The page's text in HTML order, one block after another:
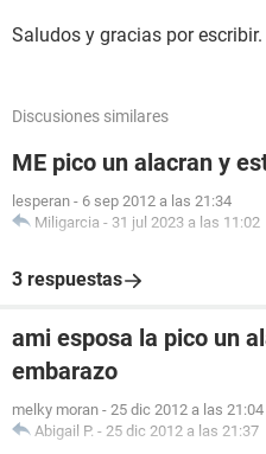
Saludos y gracias por escribir.
Discusiones similares
ME pico un alacran y
lesperan - 6 sep 2012 a las 21:34
Miligarcia - 31 jul 2023 a las 11:02
3 respuestas
ami esposa la pico un
embarazo
melky moran - 25 dic 2012 a las 21:04
Abigail P. - 25 dic 2012 a las 21:37